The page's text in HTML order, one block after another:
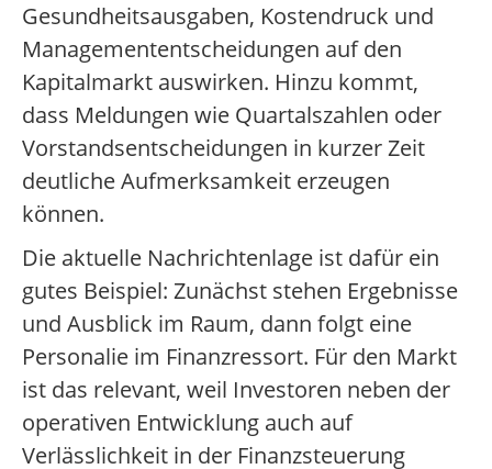
Gesundheitsausgaben, Kostendruck und
Managemententscheidungen auf den
Kapitalmarkt auswirken. Hinzu kommt,
dass Meldungen wie Quartalszahlen oder
Vorstandsentscheidungen in kurzer Zeit
deutliche Aufmerksamkeit erzeugen
können.
Die aktuelle Nachrichtenlage ist dafür ein
gutes Beispiel: Zunächst stehen Ergebnisse
und Ausblick im Raum, dann folgt eine
Personalie im Finanzressort. Für den Markt
ist das relevant, weil Investoren neben der
operativen Entwicklung auch auf
Verlässlichkeit in der Finanzsteuerung